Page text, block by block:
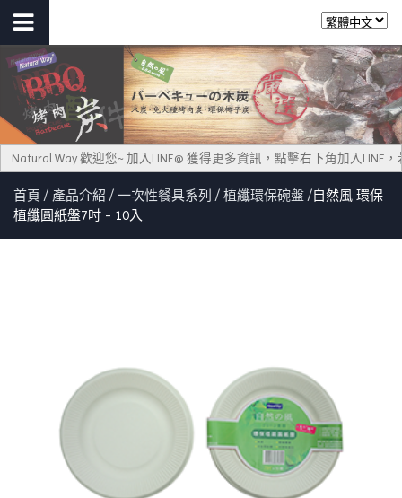
Way 歡迎您~ 加入LINE@ 獲得更多資訊，點擊右下角加入LINE，
首頁 產品介紹 一次性餐具系列 植纖環保碗盤
自然風 環保
植纖圓紙盤7吋 - 10入